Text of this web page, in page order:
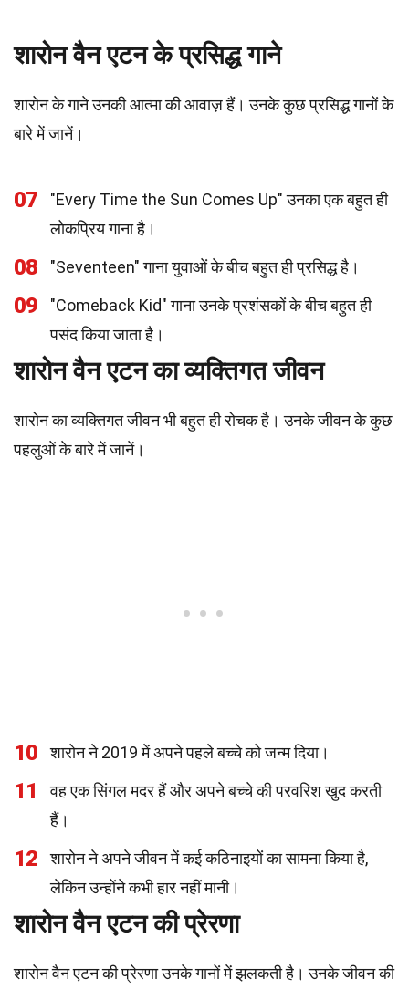
शारोन वैन एटन के प्रसिद्ध गाने
शारोन के गाने उनकी आत्मा की आवाज़ हैं। उनके कुछ प्रसिद्ध गानों के
बारे में जानें।
07
"Every Time the Sun Comes Up" उनका एक बहुत ही
लोकप्रिय गाना है।
08 "Seventeen" गाना युवाओं के बीच बहुत ही प्रसिद्ध है।
09
"Comeback Kid" गाना उनके प्रशंसकों के बीच बहुत ही
पसंद किया जाता है।
शारोन वैन एटन का व्यक्तिगत जीवन
शारोन का व्यक्तिगत जीवन भी बहुत ही रोचक है। उनके जीवन के कुछ
पहलुओं के बारे में जानें।
10 शारोन ने 2019 में अपने पहले बच्चे को जन्म दिया।
11
वह एक सिंगल मदर हैं और अपने बच्चे की परवरिश खुद करती
हैं।
12
शारोन ने अपने जीवन में कई कठिनाइयों का सामना किया है,
लेकिन उन्होंने कभी हार नहीं मानी।
शारोन वैन एटन की प्रेरणा
शारोन वैन एटन की प्रेरणा उनके गानों में झलकती है। उनके जीवन की